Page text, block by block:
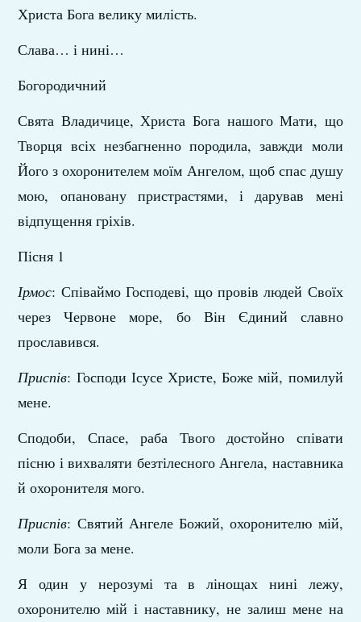
Христа Бога велику милість.
Слава… і нині…
Богородичний
Свята Владичице, Христа Бога нашого Мати, що
Творця всіх незбагненно породила, завжди моли
Його з охоронителем моїм Ангелом, щоб спас душу
мою, опановану пристрастями, і дарував мені
відпущення гріхів.
Пісня 1
Ірмос: Співаймо Господеві, що провів людей Своїх
через Червоне море, бо Він Єдиний славно
прославився.
Приспів: Господи Ісусе Христе, Боже мій, помилуй
мене.
Сподоби, Спасе, раба Твого достойно співати
пісню і вихваляти безтілесного Ангела, наставника
й охоронителя мого.
Приспів: Святий Ангеле Божий, охоронителю мій,
моли Бога за мене.
Я один у нерозумі та в лінощах нині лежу,
охоронителю мій і наставнику, не залиш мене на